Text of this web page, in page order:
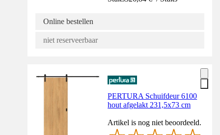
Online bestellen
niet reserveerbaar
PERTURA Schuifdeur 6100
hout afgelakt 231,5x73 cm
Artikel is nog niet beoordeeld.